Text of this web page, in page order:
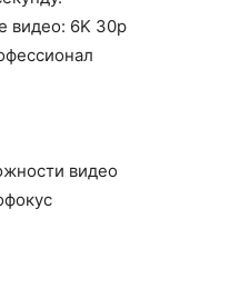
видео: 6K 30p
видео